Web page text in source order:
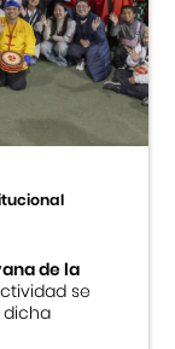
de la
se
dicha